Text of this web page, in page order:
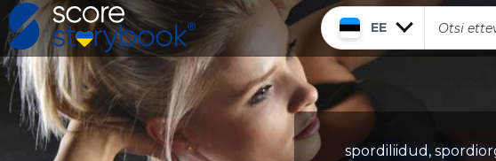
EE
spordiliidud,